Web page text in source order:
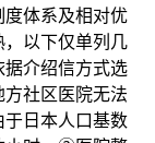
度体系及相对优
以下仅单列几
介绍信方式选
社区医院无法
日本人口基数